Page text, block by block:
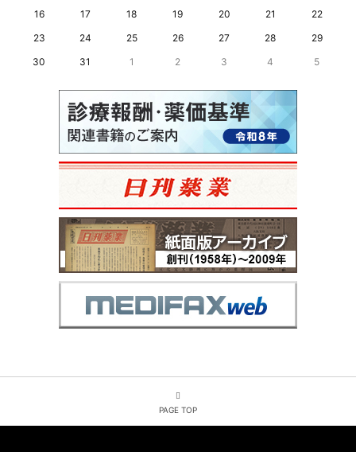
16
17 18 19 20 21
22
23
24 25 26 27 28
29
30
31 1 2 3 4 5
PAGE TOP